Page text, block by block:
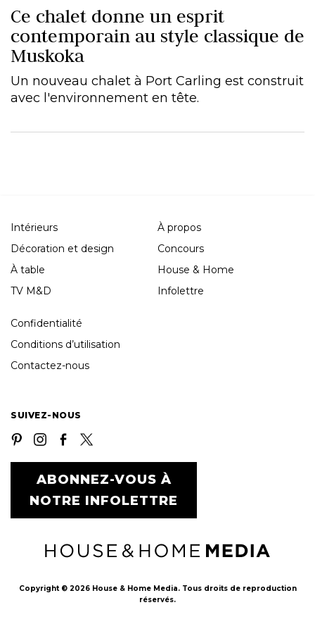
Ce chalet donne un esprit
contemporain au style classique de
Muskoka
Un nouveau chalet à Port Carling est construit
avec l'environnement en tête.
Intérieurs
Décoration et design
À table
TV M&D
À propos
Concours
House & Home
Infolettre
Confidentialité
Conditions d’utilisation
Contactez-nous
SUIVEZ-NOUS
ABONNEZ-VOUS À
NOTRE INFOLETTRE
Copyright © 2026 House & Home Media. Tous droits de reproduction
réservés.